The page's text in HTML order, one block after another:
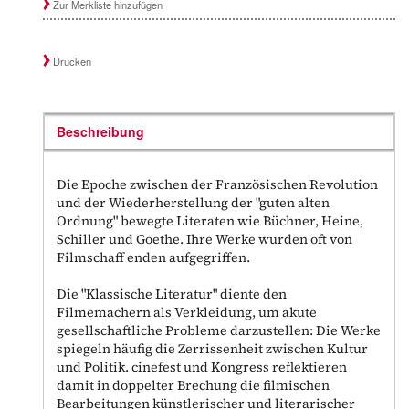
Zur Merkliste hinzufügen
Drucken
Beschreibung
Die Epoche zwischen der Französischen Revolution
und der Wiederherstellung der "guten alten
Ordnung" bewegte Literaten wie Büchner, Heine,
Schiller und Goethe. Ihre Werke wurden oft von
Filmschaff enden aufgegriffen.
Die "Klassische Literatur" diente den
Filmemachern als Verkleidung, um akute
gesellschaftliche Probleme darzustellen: Die Werke
spiegeln häufig die Zerrissenheit zwischen Kultur
und Politik. cinefest und Kongress reflektieren
damit in doppelter Brechung die filmischen
Bearbeitungen künstlerischer und literarischer